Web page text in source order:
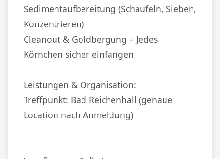
Sedimentaufbereitung (Schaufeln, Sieben,
Konzentrieren)
Cleanout & Goldbergung – Jedes
Körnchen sicher einfangen
Leistungen & Organisation:
Treffpunkt: Bad Reichenhall (genaue
Location nach Anmeldung)